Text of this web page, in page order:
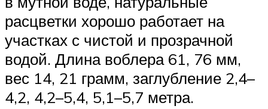
расцветки хорошо работает на
участках с чистой и прозрачной
водой. Длина воблера 61, 76 мм,
вес 14, 21 грамм, заглубление 2,4–
4,2, 4,2–5,4, 5,1–5,7 метра.